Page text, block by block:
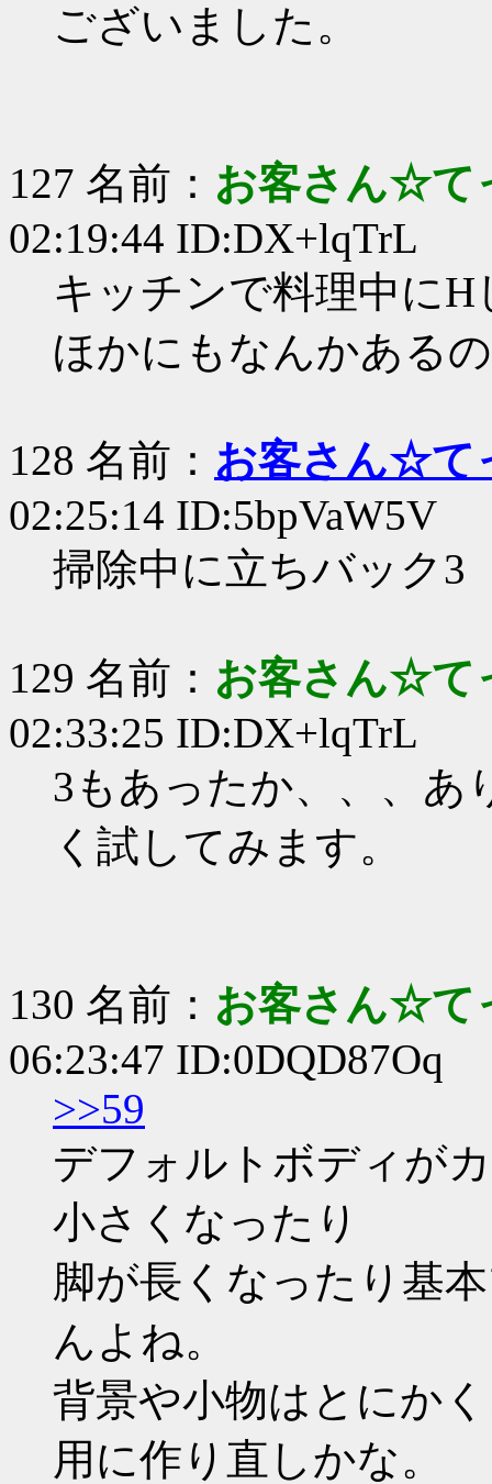
ございました。
127 名前： お客さん☆て
02:19:44 ID:DX+lqTrL
キッチンで料理中に
ほかにもなんかある
128 名前： お客さん☆て
02:25:14 ID:5bpVaW5V
掃除中に立ちバック3
129 名前： お客さん☆て
02:33:25 ID:DX+lqTrL
3もあったか、、、あ
く試してみます。
130 名前： お客さん☆て
06:23:47 ID:0DQD87Oq
>>59
デフォルトボディが
小さくなったり
脚が長くなったり基
んよね。
背景や小物はとにか
用に作り直しかな。